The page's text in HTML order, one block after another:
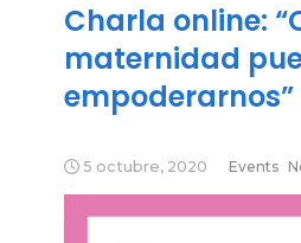
Charla online:
maternidad
empoderarnos”
5 octubre, 2020 Events